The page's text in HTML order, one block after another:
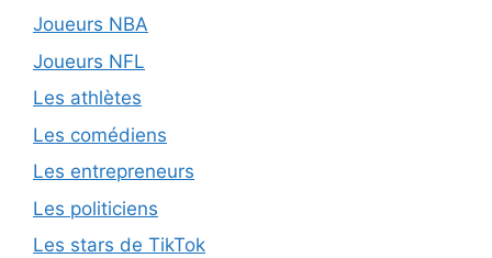
Joueurs NBA
Joueurs NFL
Les athlètes
Les comédiens
Les entrepreneurs
Les politiciens
Les stars de TikTok